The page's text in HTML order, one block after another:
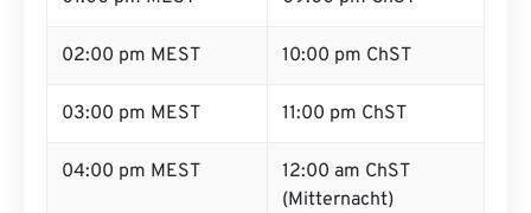
02:00 pm MEST 10:00 pm ChST
03:00 pm MEST 11:00 pm ChST
04:00 pm MEST
12:00 am ChST
(Mitternacht)